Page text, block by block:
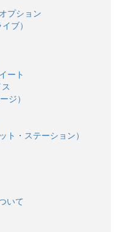
プション
ブ）
ート
ジ）
ト・ステーション）
いて